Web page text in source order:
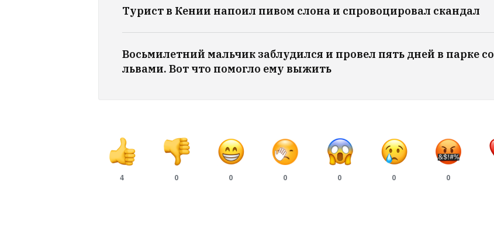
Турист в Кении напоил пивом слона и спровоцировал скандал
Восьмилетний мальчик заблудился и провел пять дней в парке со
львами. Вот что помогло ему выжить
4 0 0 0 0 0 0